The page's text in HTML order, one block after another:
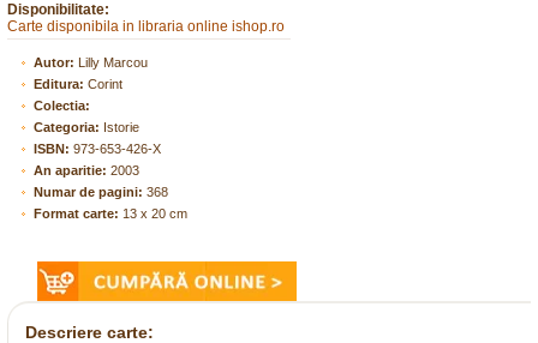
Disponibilitate:
Carte disponibila in libraria online ishop.ro
Autor: Lilly Marcou
Editura: Corint
Colectia:
Categoria: Istorie
ISBN: 973-653-426-X
An aparitie: 2003
Numar de pagini: 368
Format carte: 13 x 20 cm
Descriere carte: